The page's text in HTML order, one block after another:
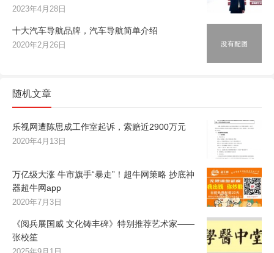
2023年4月28日
十大汽车导航品牌，汽车导航简单介绍
2020年2月26日
随机文章
乐视网遭陈思成工作室起诉，索赔近2900万元
2020年4月13日
万亿级大涨 牛市旗手“暴走”！超牛网策略 抄底神
器超牛网app
2020年7月3日
《阅兵展国威 文化铸丰碑》特别推荐艺术家——
张校笙